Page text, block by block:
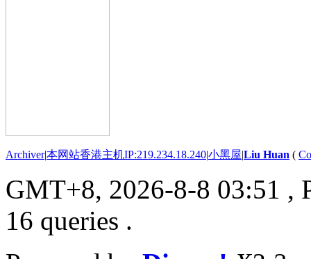
Archiver|本网站香港主机IP:219.234.18.240|小黑屋|Liu Huan (
GMT+8, 2026-8-8 03:51 ,
16 queries .